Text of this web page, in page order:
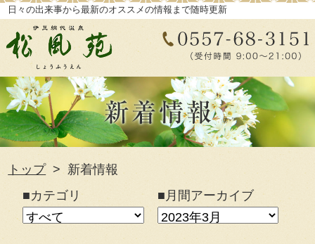
日々の出来事から最新のオススメの情報まで随時更新
トップ
新着情報
■カテゴリ
■月間アーカイブ